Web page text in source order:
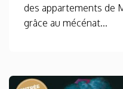
des appartements de
grâce au mécénat...